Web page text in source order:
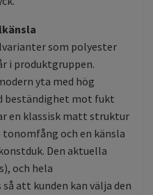
som polyester
i produktgruppen.
yta med hög
beständighet mot fukt
en klassisk matt struktur
och en känsla
Den aktuella
och hela
att kunden kan välja den